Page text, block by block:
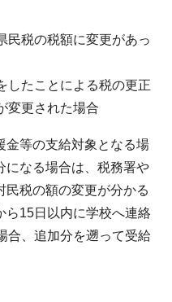
民税の税額に変更があっ
たことによる税の更正
変更された場合
金等の支給対象となる場
になる場合は、税務署や
民税の額の変更が分かる
ら15日以内に学校へ連絡
合、追加分を遡って受給